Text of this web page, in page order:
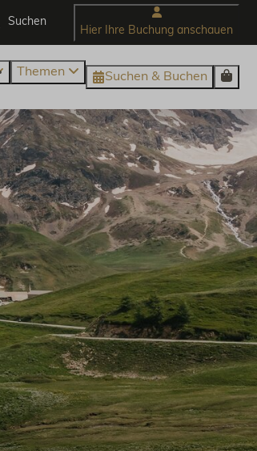
Hier Ihre Buchung anschauen
Themen Suchen & Buchen